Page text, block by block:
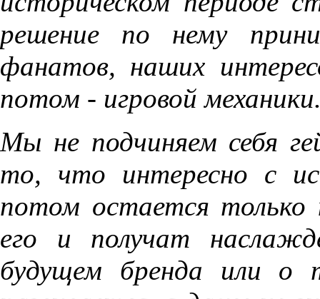
решение по нему
фанатов, наших
потом - игровой
Мы не подчиняем себя
то, что интересно с
потом остается
его и получат
будущем бренда или о